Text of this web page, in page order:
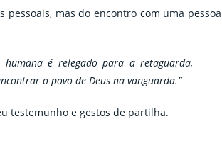
mas do encontro com uma pessoa
é relegado para a retaguarda,
o povo de Deus na vanguarda.”
testemunho e gestos de partilha.